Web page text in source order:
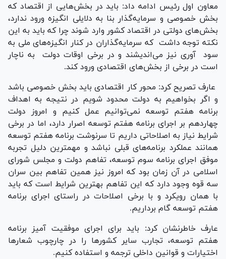
معاون اول رئیس ادامه داد: باید در بخش‌هایی از اقتصاد که
بخش خصوصی و سرمایه‌گذار بنا به دلایلی انگیزه ورود ندارد،
بخش‌های دولتی در اقتصاد کشور وارد شوند چرا که باید به این
نکته توجه داشت که سرمایه‌گذاران در کنار انگیزه‌های ملی به
سود آوری نیز می‌اندیشند و در برخی اوقات دولت به ناچار
است در برخی از بخش‌های اقتصادی ورود کند.
عارف تصریح کرد: محور کار اقتصادی باید بخش خصوصی باشد
و اگر بخواهیم به دولت محدود شویم در نتیجه به اهداف
برنامه هفتم توسعه نمی‌توانیم عمل کنیم و امروز دولت
چهاردهم بر اجرای برنامه هفتم توسعه اصرار دارد، اما در برخی
شرایط نیاز به اصلاحاتی داریم تا سرنوشت برنامه هفتم توسعه
همانند عملکرد برنامه‌های قبلی نباشد و مهمترین دلیل تجربه
موفق اجرای برنامه سوم توسعه، تفاهم دولت و مجلس شورای
اسلامی در آن زمان بود که امروز نیز همین تفاهم بین سران
سه قوه وجود دارد که این تفاهم بهترین شرایط است که باید
با همان رویکرد و با برخی اصلاحات در راستای اجرای برنامه
هفتم توسعه گام برداریم.
عارف خاطرنشان کرد: باید برای اجرای موفقیت آمیز برنامه
هفتم توسعه، تجارب سایر کشور‌ها را در چارچوب شعار‌ها
اختیارات و قوانین داخلی ترجمه و استفاده کنیم.